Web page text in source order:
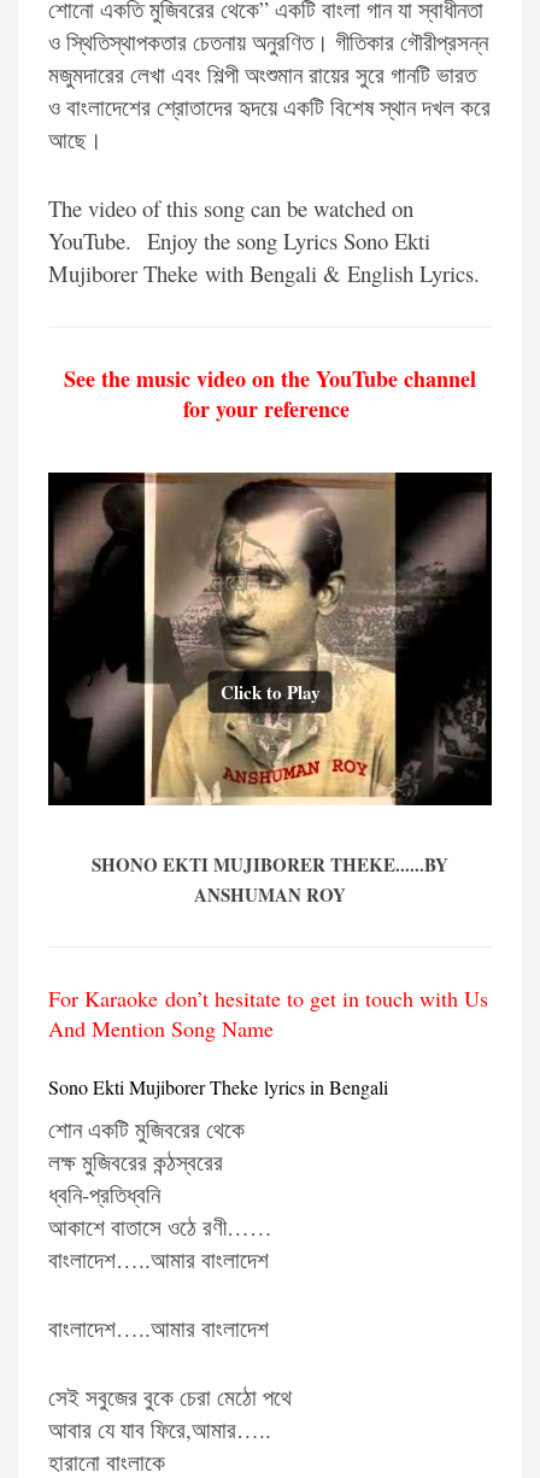
শোনো একতি মুজিবরের থেকে” একটি বাংলা গান যা স্বাধীনতা
ও স্থিতিস্থাপকতার চেতনায় অনুরণিত। গীতিকার গৌরীপ্রসন্ন
মজুমদারের লেখা এবং শিল্পী অংশুমান রায়ের সুরে গানটি ভারত
ও বাংলাদেশের শ্রোতাদের হৃদয়ে একটি বিশেষ স্থান দখল করে
আছে।
The video of this song can be watched on
YouTube. Enjoy the song Lyrics Sono Ekti
Mujiborer Theke with Bengali & English Lyrics.
See the music video on the YouTube channel
for your reference
Click to Play
SHONO EKTI MUJIBORER THEKE......BY
ANSHUMAN ROY
For Karaoke don’t hesitate to get in touch with Us
And Mention Song Name
Sono Ekti Mujiborer Theke lyrics in Bengali
শোন একটি মুজিবরের থেকে
লক্ষ মুজিবরের কন্ঠস্বরের
ধ্বনি-প্রতিধ্বনি
আকাশে বাতাসে ওঠে রণী……
বাংলাদেশ…..আমার বাংলাদেশ
বাংলাদেশ…..আমার বাংলাদেশ
সেই সবুজের বুকে চেরা মেঠো পথে
আবার যে যাব ফিরে,আমার…..
হারানো বাংলাকে